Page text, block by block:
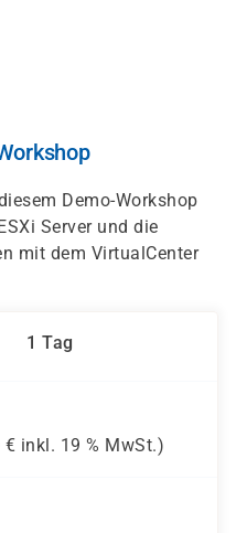
Demo-Workshop
Server und die
mit dem VirtualCenter
1 Tag
€ inkl. 19 % MwSt.)